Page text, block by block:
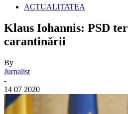
ACTUALITATEA
Klaus Iohannis: PSD
carantinării
By
Jurnalist
-
14 07 2020